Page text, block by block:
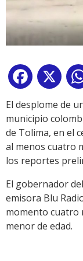
Facebook
X
El desplome de
municipio
de Tolima, en el
al menos cuatro
los reportes
El gobernador
emisora Blu
momento cuatro
menor de edad.